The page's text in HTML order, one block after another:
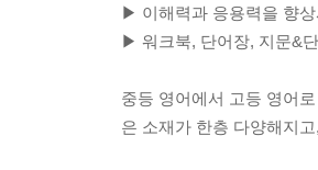
▶ 이해력과 응용력을 향
▶ 워크북, 단어장, 지문&
중등 영어에서 고등 영어
은 소재가 한층 다양해지